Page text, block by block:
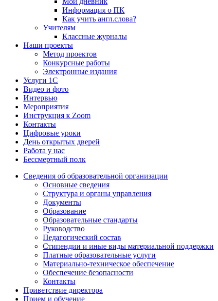
Информация о ПК
Как учить англ.слова?
Учителям
Классные журналы
Наши проекты
Метод проектов
Конкурсные работы
Электронные издания
Услуги 1C
Видео и фото
Интервью
Мероприятия
Инструкция к Zoom
Контакты
Цифровые уроки
День открытых дверей
Работа у нас
Бессмертный полк
Сведения об образовательной организации
Основные сведения
Структура и органы управления
Документы
Образование
Образовательные стандарты
Руководство
Педагогический состав
Стипендии и иные виды материальной поддержки
Платные образовательные услуги
Материально-техническое обеспечение
Обеспечение безопасности
Контакты
Приветствие директора
Прием и обучение